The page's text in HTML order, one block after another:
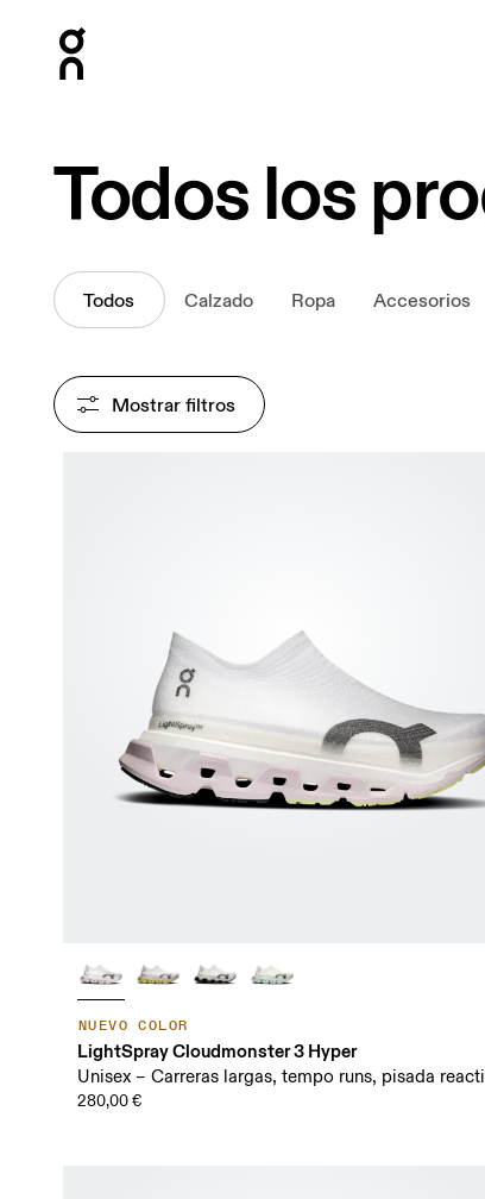
Todos los
Todos Calzado Ropa Accesorios
Mostrar filtros
NUEVO COLOR
LightSpray Cloudmonster 3 Hyper
Unisex – Carreras largas, tempo runs, pisada
280,00 €